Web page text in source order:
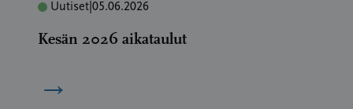
Uutiset 05.06.2026
Kesän 2026 aikataulut
→